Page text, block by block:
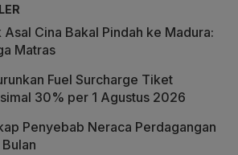
Cina Bakal Pindah ke Madura:
Matras
Fuel Surcharge Tiket
30% per 1 Agustus 2026
Penyebab Neraca Perdagangan